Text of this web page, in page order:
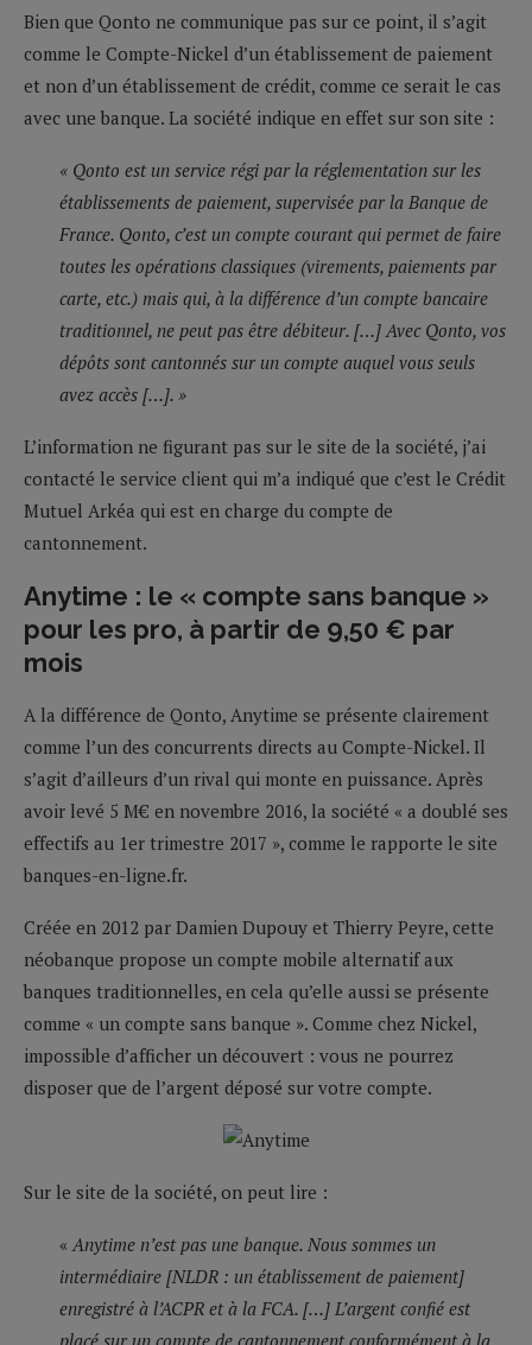
Bien que Qonto ne communique pas sur ce point, il s’agit
comme le Compte-Nickel d’un établissement de paiement
et non d’un établissement de crédit, comme ce serait le cas
avec une banque. La société indique en effet sur son site :
« Qonto est un service régi par la réglementation sur les
établissements de paiement, supervisée par la Banque de
France. Qonto, c’est un compte courant qui permet de faire
toutes les opérations classiques (virements, paiements par
carte, etc.) mais qui, à la différence d’un compte bancaire
traditionnel, ne peut pas être débiteur. […] Avec Qonto, vos
dépôts sont cantonnés sur un compte auquel vous seuls
avez accès […]. »
L’information ne figurant pas sur le site de la société, j’ai
contacté le service client qui m’a indiqué que c’est le Crédit
Mutuel Arkéa qui est en charge du compte de
cantonnement.
Anytime : le « compte sans banque »
pour les pro, à partir de 9,50 € par
mois
A la différence de Qonto, Anytime se présente clairement
comme l’un des concurrents directs au Compte-Nickel. Il
s’agit d’ailleurs d’un rival qui monte en puissance. Après
avoir levé 5 M€ en novembre 2016, la société « a doublé ses
effectifs au 1er trimestre 2017 », comme le rapporte le site
banques-en-ligne.fr.
Créée en 2012 par Damien Dupouy et Thierry Peyre, cette
néobanque propose un compte mobile alternatif aux
banques traditionnelles, en cela qu’elle aussi se présente
comme « un compte sans banque ». Comme chez Nickel,
impossible d’afficher un découvert : vous ne pourrez
disposer que de l’argent déposé sur votre compte.
Sur le site de la société, on peut lire :
« Anytime n’est pas une banque. Nous sommes un
intermédiaire [NLDR : un établissement de paiement]
enregistré à l’ACPR et à la FCA. […] L’argent confié est
placé sur un compte de cantonnement conformément à la